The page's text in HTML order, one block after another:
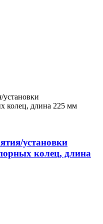
установки
колец, длина